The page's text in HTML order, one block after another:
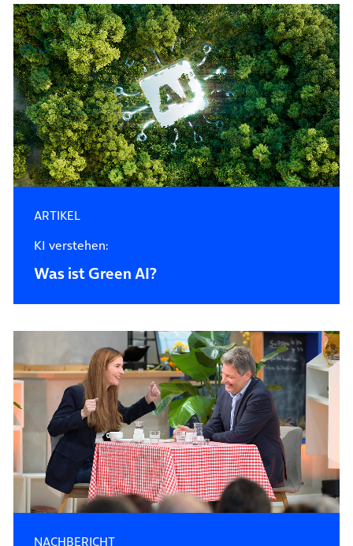
ARTIKEL
KI verstehen:
Was ist Green AI?
NACHBERICHT